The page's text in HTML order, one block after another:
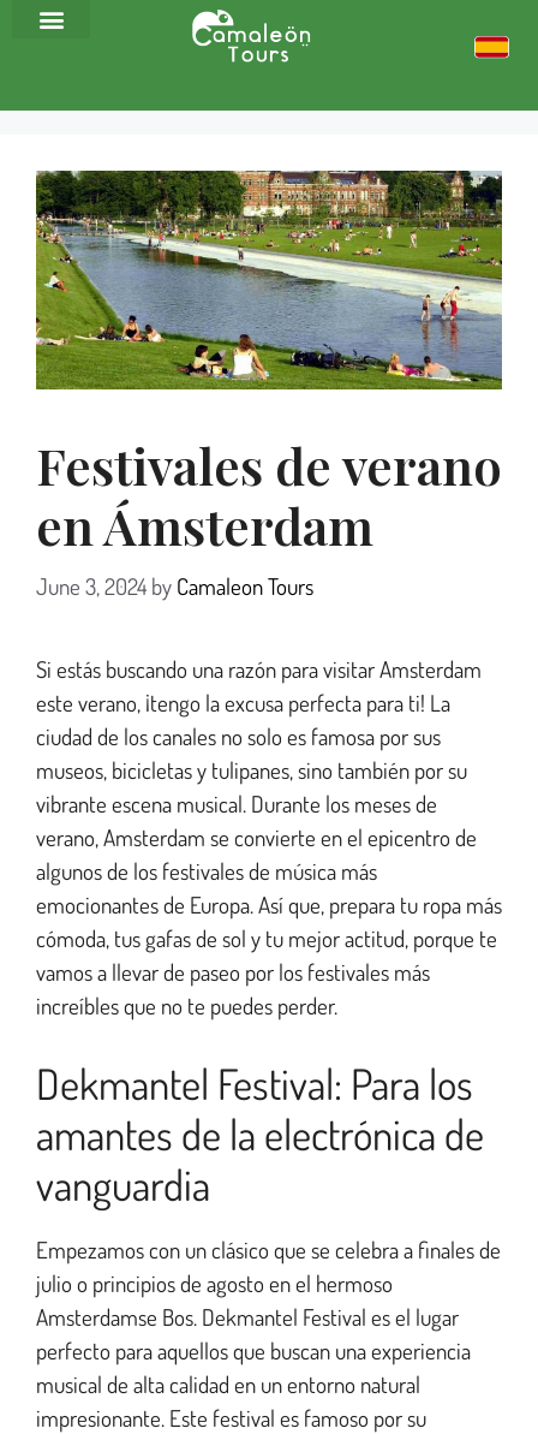
Festivales de verano
en Ámsterdam
June 3, 2024 by Camaleon Tours
Si estás buscando una razón para visitar Amsterdam
este verano, ¡tengo la excusa perfecta para ti! La
ciudad de los canales no solo es famosa por sus
museos, bicicletas y tulipanes, sino también por su
vibrante escena musical. Durante los meses de
verano, Amsterdam se convierte en el epicentro de
algunos de los festivales de música más
emocionantes de Europa. Así que, prepara tu ropa más
cómoda, tus gafas de sol y tu mejor actitud, porque te
vamos a llevar de paseo por los festivales más
increíbles que no te puedes perder.
Dekmantel Festival: Para los
amantes de la electrónica de
vanguardia
Empezamos con un clásico que se celebra a finales de
julio o principios de agosto en el hermoso
Amsterdamse Bos. Dekmantel Festival es el lugar
perfecto para aquellos que buscan una experiencia
musical de alta calidad en un entorno natural
impresionante. Este festival es famoso por su